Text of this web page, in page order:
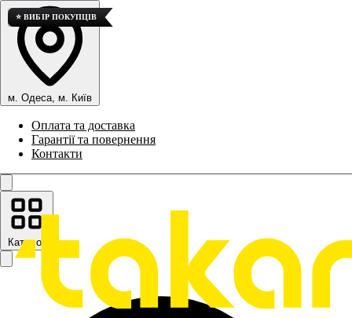
м. Одеса, м. Київ
Оплата та доставка
Гарантії та повернення
Контакти
Каталог
🚀 ТОП ПРОДАЖІВ
💎 ВИСОКА ЯКІСТЬ
⭐ ВИБІР ПОКУПЦІВ